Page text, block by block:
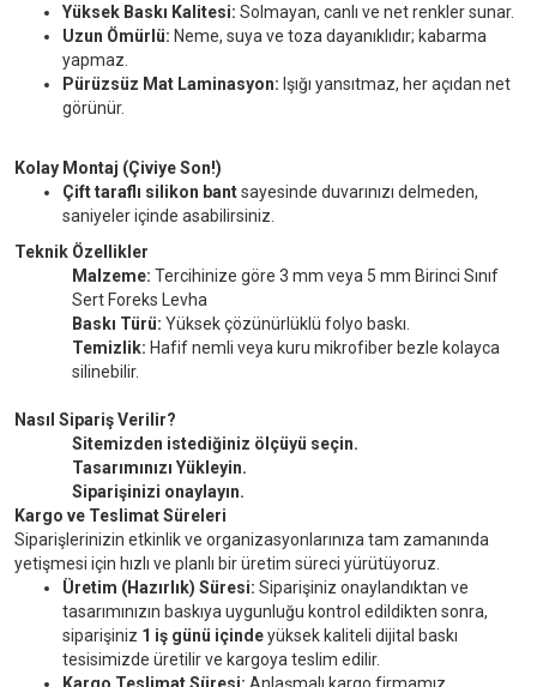
Yüksek Baskı Kalitesi: Solmayan, canlı ve net renkler sunar.
Uzun Ömürlü: Neme, suya ve toza dayanıklıdır; kabarma
yapmaz.
Pürüzsüz Mat Laminasyon: Işığı yansıtmaz, her açıdan net
görünür.
Kolay Montaj (Çiviye Son!)
Çift taraflı silikon bantsayesinde duvarınızı delmeden,
saniyeler içinde asabilirsiniz.
Teknik Özellikler
Malzeme: Tercihinize göre 3 mm veya 5 mm Birinci Sınıf
Sert Foreks Levha
Baskı Türü: Yüksek çözünürlüklü folyo baskı.
Temizlik: Hafif nemli veya kuru mikrofiber bezle kolayca
silinebilir.
Nasıl Sipariş Verilir?
Sitemizden istediğiniz ölçüyü seçin.
Tasarımınızı Yükleyin.
Siparişinizi onaylayın.
Kargo ve Teslimat Süreleri
Siparişlerinizin etkinlik ve organizasyonlarınıza tam zamanında
yetişmesi için hızlı ve planlı bir üretim süreci yürütüyoruz.
Üretim (Hazırlık) Süresi: Siparişiniz onaylandıktan ve
tasarımınızın baskıya uygunluğu kontrol edildikten sonra,
siparişiniz 1 iş günü içindeyüksek kaliteli dijital baskı
tesisimizde üretilir ve kargoya teslim edilir.
Kargo Teslimat Süresi: Anlaşmalı kargo firmamız